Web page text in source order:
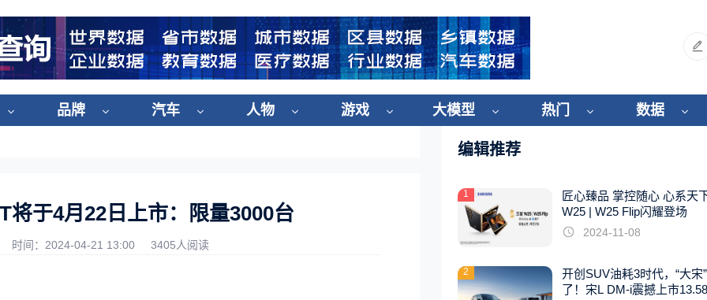
品牌 汽车 人物 游戏 大模型 热门 数据
将于4月22日上市：限量3000台
时间：2024-04-21 13:00 3405人阅读
编辑推荐
1
匠心臻品 掌控随心 心系天
W25 | W25 Flip闪耀登场
2024-11-08
2
开创SUV油耗3时代，“大宋
了！宋L DM-i震撼上市